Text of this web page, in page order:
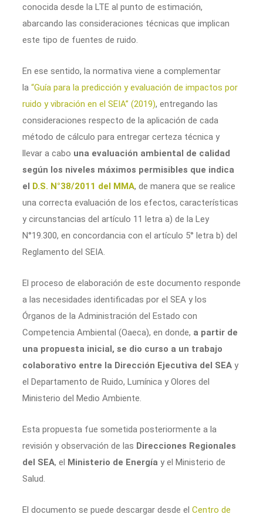
conocida desde la LTE al punto de estimación,
abarcando las consideraciones técnicas que implican
este tipo de fuentes de ruido.
En ese sentido, la normativa viene a complementar
la “Guía para la predicción y evaluación de impactos por
ruido y vibración en el SEIA” (2019), entregando las
consideraciones respecto de la aplicación de cada
método de cálculo para entregar certeza técnica y
llevar a cabo una evaluación ambiental de calidad
según los niveles máximos permisibles que indica
el
D.S. N°38/2011 del MMA, de manera que se realice
una correcta evaluación de los efectos, características
y circunstancias del artículo 11 letra a) de la Ley
N°19.300, en concordancia con el artículo 5° letra b) del
Reglamento del SEIA.
El proceso de elaboración de este documento responde
a las necesidades identificadas por el SEA y los
Órganos de la Administración del Estado con
Competencia Ambiental (Oaeca), en donde, a partir de
una propuesta inicial, se dio curso a un trabajo
colaborativo entre la Dirección Ejecutiva del SEA y
el Departamento de Ruido, Lumínica y Olores del
Ministerio del Medio Ambiente.
Esta propuesta fue sometida posteriormente a la
revisión y observación de las Direcciones Regionales
del SEA, el Ministerio de Energía y el Ministerio de
Salud.
El documento se puede descargar desde el Centro de